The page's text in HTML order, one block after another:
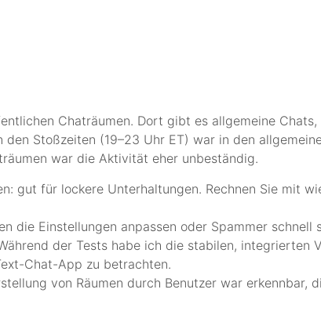
Chaträumen. Dort gibt es allgemeine
Stoßzeiten (19–23 Uhr ET) war in den
war die Aktivität eher unbeständig.
gut für lockere Unterhaltungen. Rechnen Sie mit
die Einstellungen anpassen oder Spammer schnell
der Tests habe ich die stabilen, integrierten
Chat-App zu betrachten.
von Räumen durch Benutzer war erkennbar,